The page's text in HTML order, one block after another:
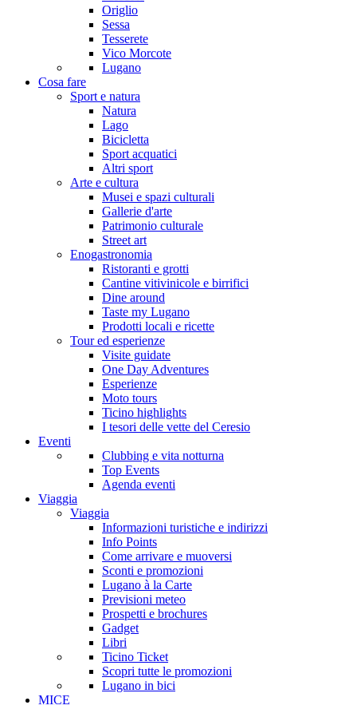
Origlio
Sessa
Tesserete
Vico Morcote
Lugano
Cosa fare
Sport e natura
Natura
Lago
Bicicletta
Sport acquatici
Altri sport
Arte e cultura
Musei e spazi culturali
Gallerie d'arte
Patrimonio culturale
Street art
Enogastronomia
Ristoranti e grotti
Cantine vitivinicole e birrifici
Dine around
Taste my Lugano
Prodotti locali e ricette
Tour ed esperienze
Visite guidate
One Day Adventures
Esperienze
Moto tours
Ticino highlights
I tesori delle vette del Ceresio
Eventi
Clubbing e vita notturna
Top Events
Agenda eventi
Viaggia
Viaggia
Informazioni turistiche e indirizzi
Info Points
Come arrivare e muoversi
Sconti e promozioni
Lugano à la Carte
Previsioni meteo
Prospetti e brochures
Gadget
Libri
Ticino Ticket
Scopri tutte le promozioni
Lugano in bici
MICE